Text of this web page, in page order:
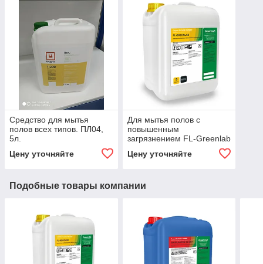
Средство для мытья
полов всех типов. ПЛ04,
5л.
Цену уточняйте
Для мытья полов с
повышенным
загрязнением FL-Greenlab
Цену уточняйте
Подобные товары компании